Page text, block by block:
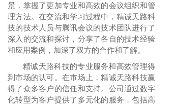
景，掌握了更加专业和高效的会议组织和管
理方法。在交流和学习过程中，精诚天路科
技的技术人员与腾讯会议的技术团队进行了
深入的交流和探讨，分享了各自的技术经验
和应用案例，加深了双方的合作和了解。
精诚天路科技的专业服务和高效管理得
到市场的认可。在市场上，精诚天路科技赢
得了众多客户的信任和支持。公司通过数字
化转型为客户提供了多元化的服务，包括高